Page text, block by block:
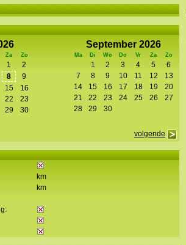
Za Zo
1
2
8
9
15
16
22
23
29
30
September 2026
Ma Di Wo Do Vr Za Zo
1 2 3 4 5
6
7
8 9 10 11 12
13
14
15 16 17 18 19
20
21
22 23 24 25 26
27
28
29 30
volgende
km
km